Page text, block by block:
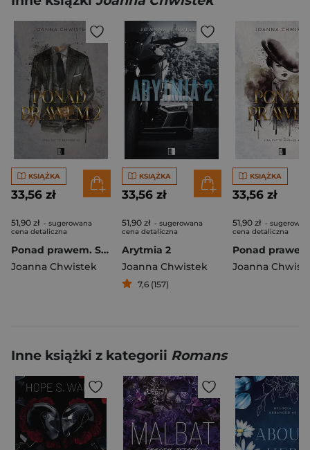
KSIĄŻKA
33,56 zł
51,90 zł - sugerowana
cena detaliczna
Ponad prawem. Straight to Revenge. Tom 2
Joanna Chwistek
KSIĄŻKA
33,56 zł
51,90 zł - sugerowana
cena detaliczna
Arytmia 2
Joanna Chwistek
7,6 (157)
KSIĄŻKA
33,56 zł
51,90 zł -
cena detaliczna
Joanna
Inne książki z kategorii Romans